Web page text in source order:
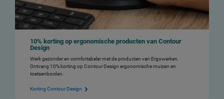
10% korting op ergonomische producten van Contour
Design
Werk gezonder en comfortabeler met de producten van Ergowerken.
Ontvang 10% korting op Contour Design ergonomische muizen en
toetsenborden.
Korting Contour Design